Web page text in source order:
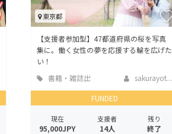
東京都
【支援者参加型】47都道府県の桜を写真
集に。働く女性の夢を応援する輪を広げた
い！
書籍・雑誌出
版
sakurayot...
FUNDED
現在
95,000JPY
支援者
14人
残り
終了